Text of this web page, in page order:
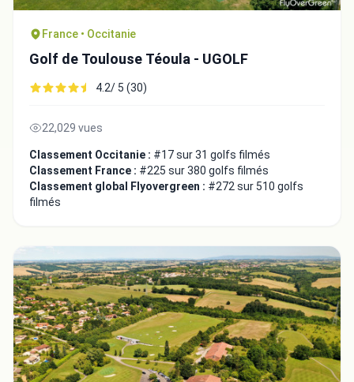
France • Occitanie
Golf de Toulouse Téoula - UGOLF
4.2/ 5 (30)
22,029 vues
Classement Occitanie : #17 sur 31 golfs filmés
Classement France : #225 sur 380 golfs filmés
Classement global Flyovergreen : #272 sur 510 golfs
filmés